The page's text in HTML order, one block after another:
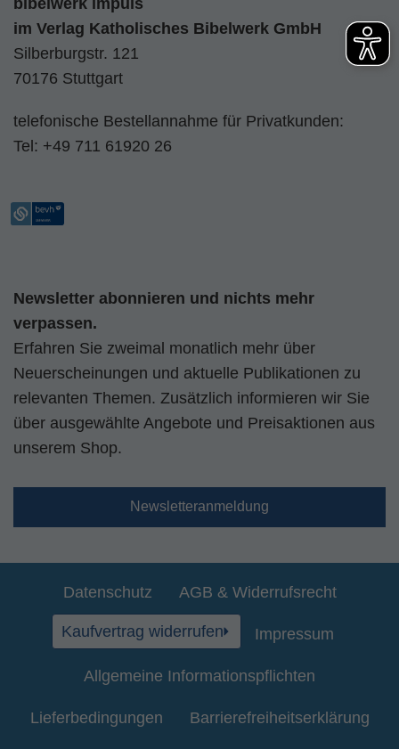
bibelwerk impuls
im Verlag Katholisches Bibelwerk GmbH
Silberburgstr. 121
70176 Stuttgart
telefonische Bestellannahme für Privatkunden:
Tel: +49 711 61920 26
Newsletter abonnieren und nichts mehr
verpassen.
Erfahren Sie zweimal monatlich mehr über
Neuerscheinungen und aktuelle Publikationen zu
relevanten Themen. Zusätzlich informieren wir Sie
über ausgewählte Angebote und Preisaktionen aus
unserem Shop.
Newsletteranmeldung
Datenschutz AGB & Widerrufsrecht
Kaufvertrag widerrufen Impressum
Allgemeine Informationspflichten
Lieferbedingungen Barrierefreiheitserklärung